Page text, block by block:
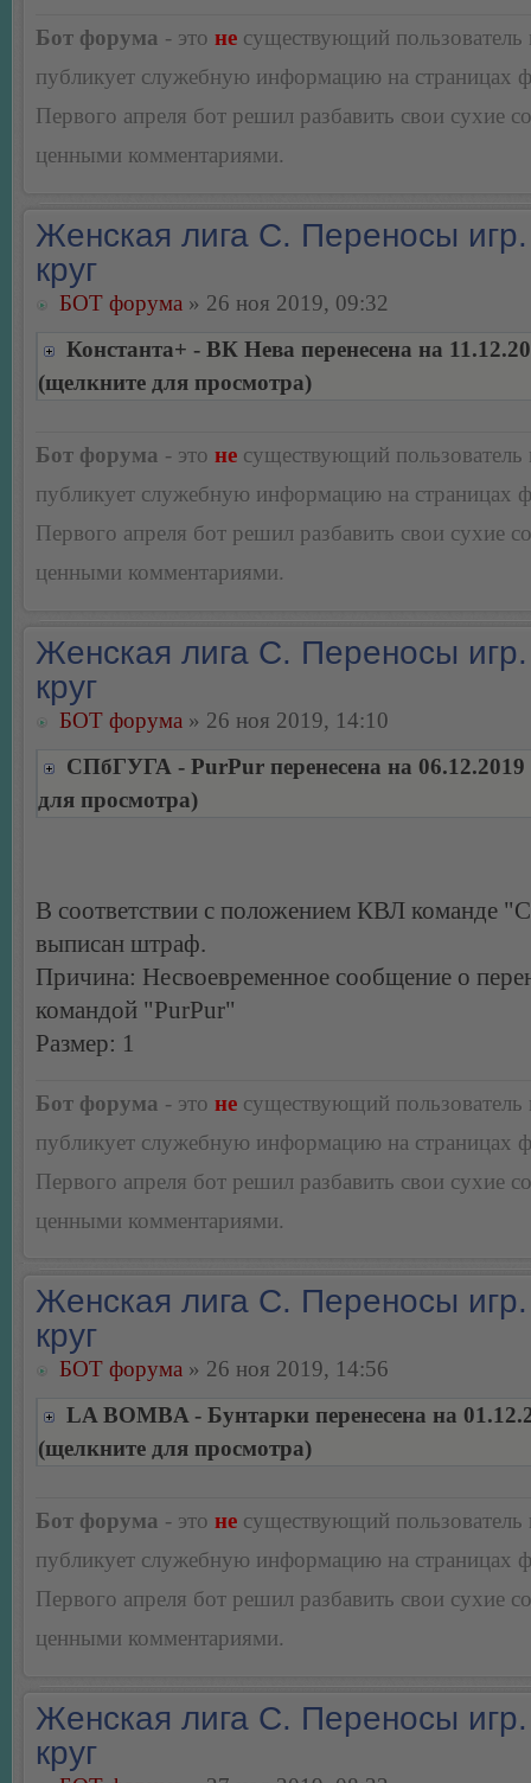
Бот форума - это не существующий пользователь
публикует служебную информацию на страницах
Первого апреля бот решил разбавить свои сухие
ценными комментариями.
Женская лига С. Переносы
круг
БОТ форума » 26 ноя 2019, 09:32
Константа+ - ВК Нева перенесена на
(щелкните для просмотра)
Бот форума - это не существующий пользователь
публикует служебную информацию на страницах
Первого апреля бот решил разбавить свои сухие
ценными комментариями.
Женская лига С. Переносы
круг
БОТ форума » 26 ноя 2019, 14:10
СПбГУГА - PurPur перенесена на
для просмотра)
В соответствии с положением КВЛ команде
выписан штраф.
Причина: Несвоевременное сообщение о
командой "PurPur"
Размер: 1
Бот форума - это не существующий пользователь
публикует служебную информацию на страницах
Первого апреля бот решил разбавить свои сухие
ценными комментариями.
Женская лига С. Переносы
круг
БОТ форума » 26 ноя 2019, 14:56
LA BOMBA - Бунтарки перенесена на
(щелкните для просмотра)
Бот форума - это не существующий пользователь
публикует служебную информацию на страницах
Первого апреля бот решил разбавить свои сухие
ценными комментариями.
Женская лига С. Переносы
круг